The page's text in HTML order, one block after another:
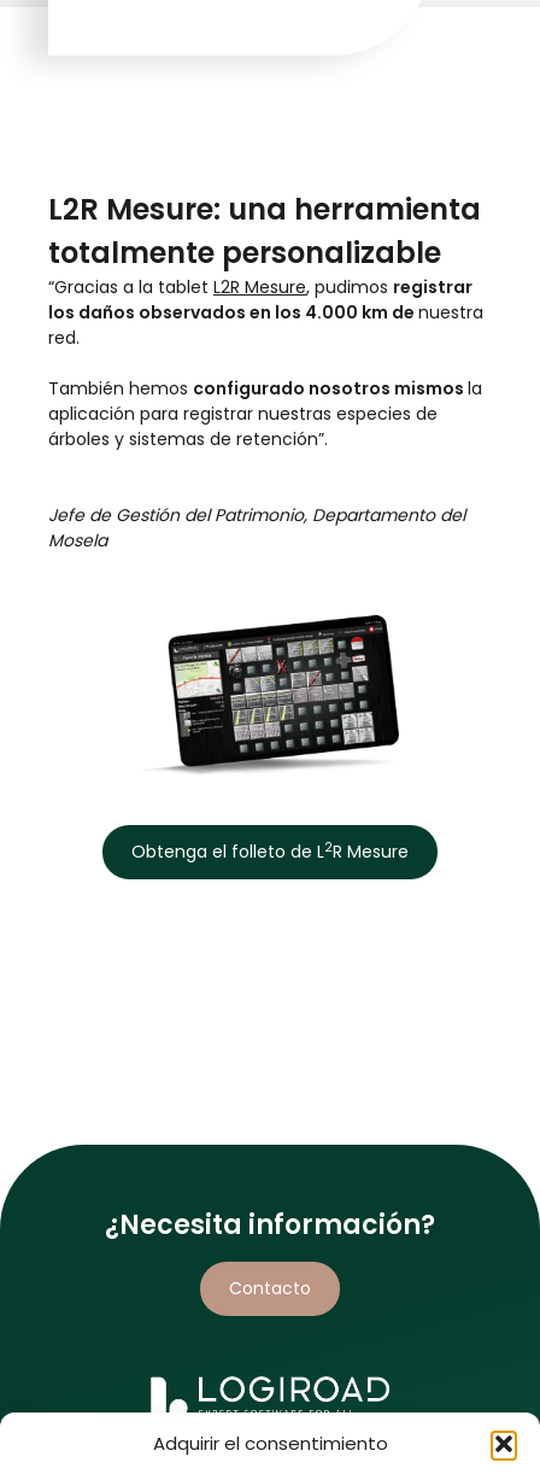
Adquirir el consentimiento
L2R Mesure: una herramienta
totalmente personalizable
“Gracias a la tablet L2R Mesure, pudimos registrar
los daños observados en los 4.000 km de nuestra
red.
También hemos configurado nosotros mismos la
aplicación para registrar nuestras especies de
árboles y sistemas de retención”.
Jefe de Gestión del Patrimonio, Departamento del
Mosela
Obtenga el folleto de L2R Mesure
¿Necesita información?
Contacto
5 rue de l’Enclose